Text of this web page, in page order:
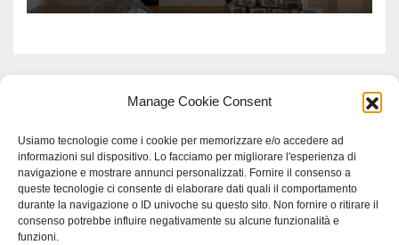
Manage Cookie Consent
Usiamo tecnologie come i cookie per memorizzare e/o accedere ad
informazioni sul dispositivo. Lo facciamo per migliorare l'esperienza di
navigazione e mostrare annunci personalizzati. Fornire il consenso a
queste tecnologie ci consente di elaborare dati quali il comportamento
durante la navigazione o ID univoche su questo sito. Non fornire o ritirare il
consenso potrebbe influire negativamente su alcune funzionalità e
funzioni.